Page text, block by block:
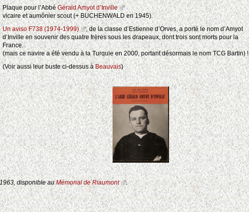
Plaque pour l’AbbéGérald Amyot d’Inville
vicaire et aumônier scout (+ BUCHENWALD en 1945).
Un aviso F738 (1974-1999)
, de la classe d’Estienne d’Orves, a porté le nom d’Amyot
d’Inville en souvenir des quatre frères sous les drapeaux, dont trois sont morts pour la
France.
(mais ce navire a été vendu à la Turquie en 2000, portant désormais le nom TCG Bartin) !
(Voir aussi leur buste ci-dessus à Beauvais)
disponible auMémorial de Riaumont .